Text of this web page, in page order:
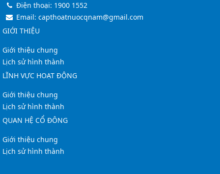
Điện thoại: 1900 1552
Email: capthoatnuocqnam@gmail.com
GIỚI THIỆU
Giới thiệu chung
Lịch sử hình thành
LĨNH VỰC HOẠT ĐỘNG
Giới thiệu chung
Lịch sử hình thành
QUAN HỆ CỔ ĐÔNG
Giới thiệu chung
Lịch sử hình thành